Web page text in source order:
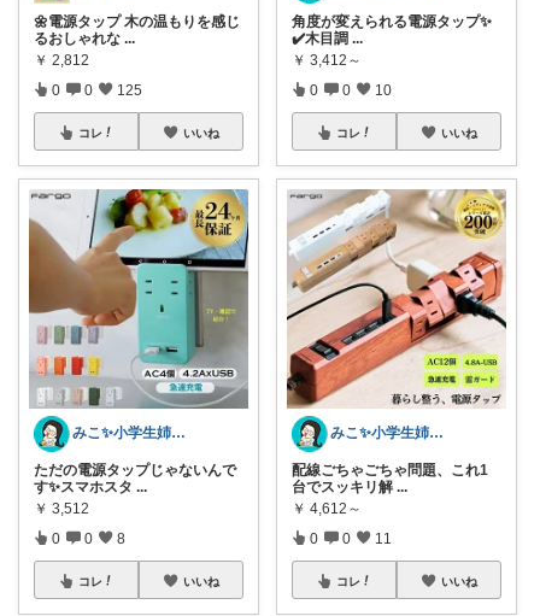
🌼電源タップ 木の温もりを感じ
るおしゃれな ...
￥ 2,812
0 0 125
コレ いいね
みこ✨小学生姉妹の母ちゃん
ただの電源タップじゃないんで
す✨スマホスタ ...
￥ 3,512
0 0 8
コレ いいね
角度が変えられる電源タップ✨
✔️木目調 ...
￥ 3,412～
0 0 10
コレ いいね
みこ✨小学生姉妹の母ちゃん
配線ごちゃごちゃ問題、これ1
台でスッキリ解 ...
￥ 4,612～
0 0 11
コレ いいね